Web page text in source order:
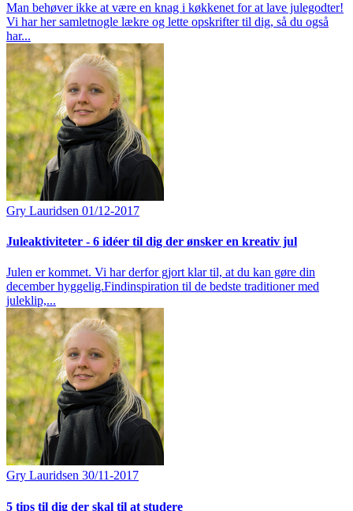
Man behøver ikke at være en knag i køkkenet for at lave julegodter!
Vi har her samletnogle lækre og lette opskrifter til dig, så du også
har...
Gry Lauridsen 01/12-2017
Juleaktiviteter - 6 idéer til dig der ønsker en kreativ jul
Julen er kommet. Vi har derfor gjort klar til, at du kan gøre din
december hyggelig.Findinspiration til de bedste traditioner med
juleklip,...
Gry Lauridsen 30/11-2017
5 tips til dig der skal til at studere